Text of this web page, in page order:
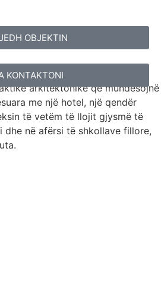
OBJEKTIN
KONTAKTONI
arkitektonike që mundësojnë
me një hotel, një qendër
të vetëm të llojit gjysmë të
dhe në afërsi të shkollave fillore,